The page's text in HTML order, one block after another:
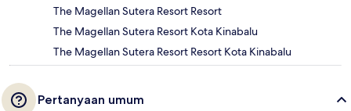
The Magellan Sutera Resort Resort
The Magellan Sutera Resort Kota Kinabalu
The Magellan Sutera Resort Resort Kota Kinabalu
Pertanyaan umum